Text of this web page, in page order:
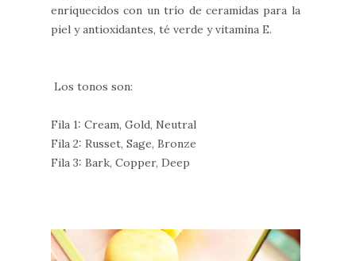
enriquecidos con un trío de ceramidas para la
piel y antioxidantes, té verde y vitamina E.
Los tonos son:
Fila 1: Cream, Gold, Neutral
Fila 2: Russet, Sage, Bronze
Fila 3: Bark, Copper, Deep